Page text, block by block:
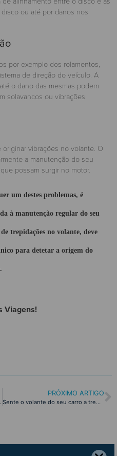
ou até por danos nos
por exemplo dos rolamentos,
de direção do veículo. A
o dano das mesmas podem
solavancos ou vibrações
vibrações no volante. O
a manutenção do seu
possam surgir no motor.
um destes problemas, é
à manutenção regular do seu
trepidações no volante, deve
para detetar a origem do
Viagens!
PRÓXIMO ARTIGO
Sente o volante do seu carro a tremer? Descubra algumas causas!